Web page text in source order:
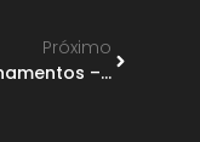
Próximo
Relacionamentos – Confusos Mas Essenciais